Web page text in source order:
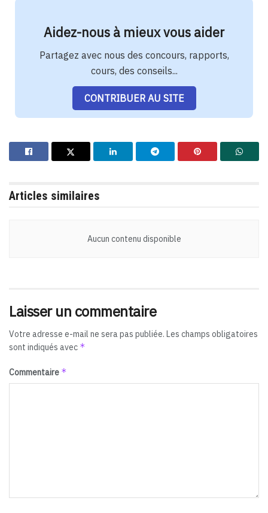
Aidez-nous à mieux vous aider
Partagez avec nous des concours, rapports,
cours, des conseils...
CONTRIBUER AU SITE
Articles similaires
Aucun contenu disponible
Laisser un commentaire
Votre adresse e-mail ne sera pas publiée. Les champs obligatoires
sont indiqués avec *
Commentaire *